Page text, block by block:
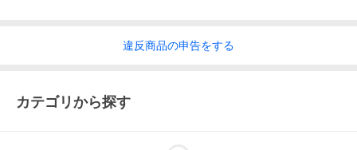
違反商品の申告をする
カテゴリから探す